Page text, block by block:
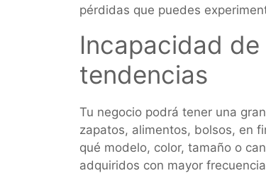
pérdidas que puedes
Incapacidad
tendencias
Tu negocio podrá tener una
zapatos, alimentos, bolsos, en
qué modelo, color, tamaño o
adquiridos con mayor